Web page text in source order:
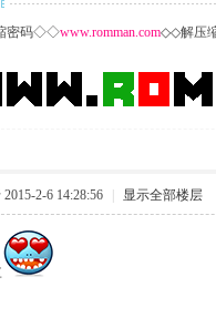
密码◇◇www.romman.com◇◇解压
2-6 14:28:56 显示全部楼层